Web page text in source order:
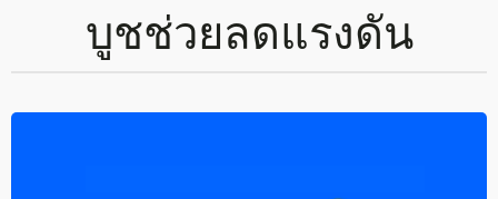
บูชช่วยลดแรงดัน